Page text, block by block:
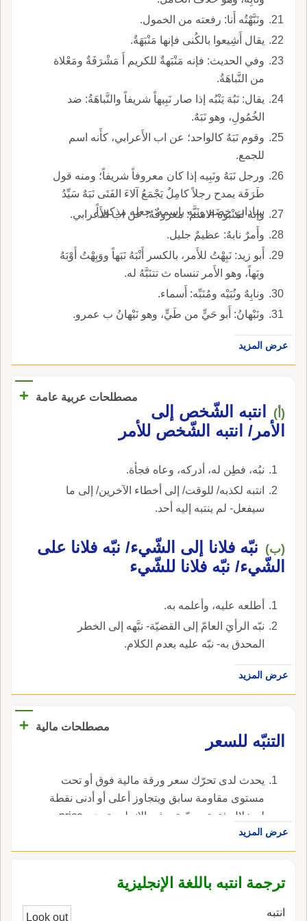
ونَبَّهْتُه أَنا: رفعته من الخمول.
يقال أَشِيعوا بالكُنى فإنها مَنْبَهَةٌ.
وفي الحديث: فإنه مَنْبَهةٌ للكريم أَ مَشْرَفَةٌ ومَعْلاة
من النَّباهَةُ.
يقال: نَبُهَ يَنْبُه إذا صار نَبِيهاً شريفاً والنَّباهَةُ: ضد
الخُمُولِ، وهو نَبَهٌ.
وقوم نَبَهٌ كالواحد؛ عن اب الأَعرابي، كأَنه اسم
للجمع.
ورجل نَبَهٌ ونَبِيه إذا كان معروفاً شريفاً؛ ومنه قول
طَرَفَة يمدح رجلاً كامِلٌ يَجْمَعُ آلاءَ الفَتَى نَبَهٌ سَيِّدُ
ساداتٍ خِضَم ونَبَّه باسمه: جعله مذكوراً.
وإنه لمَنْبوه الاسم: معروفُهُ؛ عن اب الأَعرابي.
وأَمرٌ نابهٌ: عظيمٌ جليل.
أَبو زيد: نَبِهْتُ للأَمر، بالكسر أَنْبَهُ نَبَهاً ووَبِهْتُ أَوْبَهُ
وبَهاً، وهو الأَمر تنساه ث تتنَبَّهُ له.
ونابِهٌ ونُبَيْه ومُنَبِّه: أَسماء.
ونَبْهانُ: أَبو حَيٍّ من طَيٍّ، وهو نَبْهانُ ب عمرو.
عرض المزيد
مصطلحات عربية عامة +
(أ)
انتبه الشّخص إلى
الأمر/ انتبه الشّخص للأمر
نبُه، فطِن له، أدركه، وعاه فجأة.
انتبه لكذبه/ للوقت/ إلى أخطاء الآخرين/ إلى ما
سيفعل- لم ينتبه إليه أحد.
(ب) نبّه فلانا إلى الشّيء/ نبّه فلانا على
الشّيء/ نبّه فلانا للشّيء
أطلعه عليه، وأعلمه به.
نبّه الرأيَ العامّ إلى القضيّة- نبَّهه إلى الخطر
المحدق به- نبّه عليه بعدم الكلام.
عرض المزيد
مصطلحات مالية
+
التنبّه للسعر
يحدث لدى تحرّك سعر ورقة مالية فوق أو تحت
مستوى مقاومة سابق ويتجاوز أعلى أو أدنى نقطة
له خلال فترة محدّدة. ، في الإنجليزية، هي price
alert.
عرض المزيد
ترجمة انتبه باللغة الإنجليزية
انتبه Look out